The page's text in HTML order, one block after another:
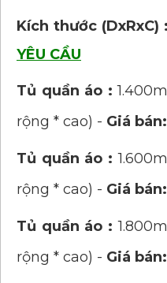
Kích thước (DxRxC)
YÊU CẦU
Tủ quần áo :
rộng * cao) - Giá bán:
Tủ quần áo :
rộng * cao) - Giá bán:
Tủ quần áo :
rộng * cao) - Giá bán: